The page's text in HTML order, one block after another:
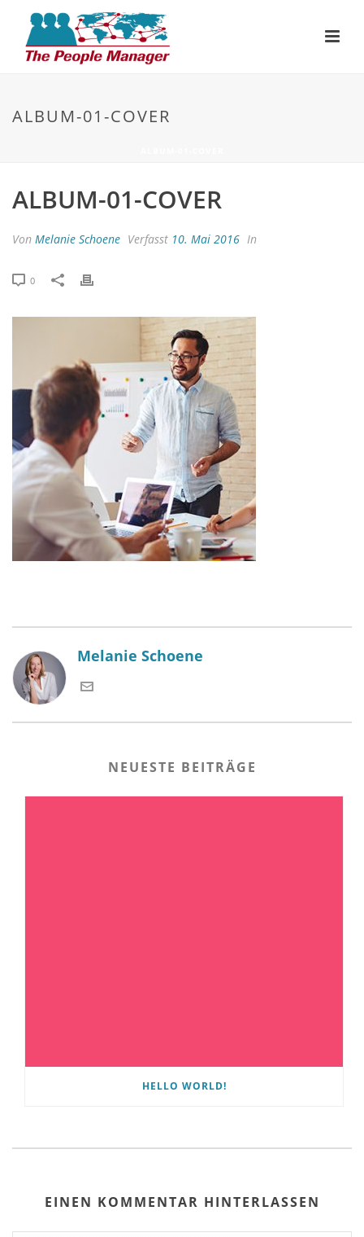
ALBUM-01-COVER
ALBUM-01-COVER
Von Melanie Schoene Verfasst 10. Mai 2016 In
0
Melanie Schoene
NEUESTE BEITRÄGE
HELLO WORLD!
EINEN KOMMENTAR HINTERLASSEN